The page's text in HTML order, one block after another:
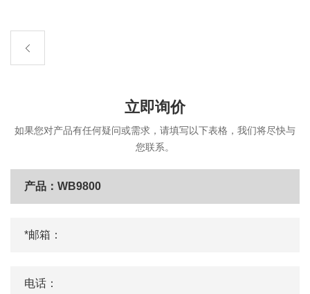
立即询价
如果您对产品有任何疑问或需求，请填写以下表格，我们将尽快与
您联系。